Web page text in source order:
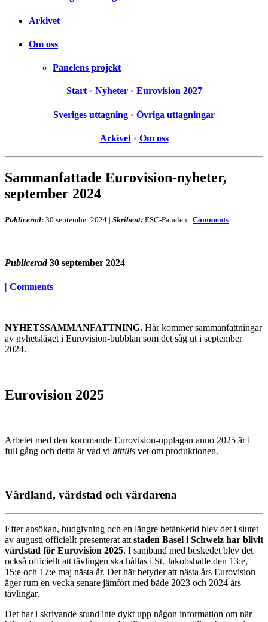
Arkivet
Om oss
Panelens projekt
Start • Nyheter • Eurovision 2027
Sveriges uttagning • Övriga uttagningar
Arkivet • Om oss
Sammanfattade Eurovision-nyheter,
september 2024
Publicerad: 30 september 2024 | Skribent: ESC-Panelen | Comments
Publicerad 30 september 2024
| Comments
NYHETSSAMMANFATTNING. Här kommer sammanfattningar
av nyhetsläget i Eurovision-bubblan som det såg ut i september
2024.
Eurovision 2025
Arbetet med den kommande Eurovision-upplagan anno 2025 är i
full gång och detta är vad vi hittills vet om produktionen.
Värdland, värdstad och värdarena
Efter ansökan, budgivning och en längre betänketid blev det i slutet
av augusti officiellt presenterat att staden Basel i Schweiz har blivit
värdstad för Eurovision 2025. I samband med beskedet blev det
också officiellt att tävlingen ska hållas i St. Jakobshalle den 13:e,
15:e och 17:e maj nästa år. Det här betyder att nästa års Eurovision
äger rum en vecka senare jämfört med både 2023 och 2024 års
tävlingar.
Det har i skrivande stund inte dykt upp någon information om när